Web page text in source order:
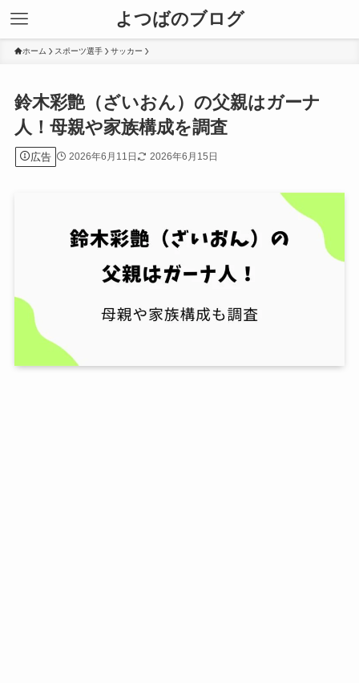
よつばのブログ
ホーム スポーツ選手 サッカー
鈴木彩艶（ざいおん）の父親はガーナ
人！母親や家族構成を調査
広告 2026年6月11日 2026年6月15日